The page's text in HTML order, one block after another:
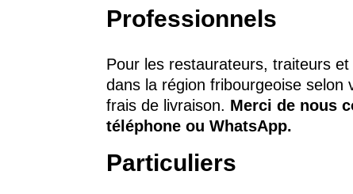
Professionnels
Pour les restaurateurs, traiteurs
dans la région fribourgeoise selon
frais de livraison. Merci de nous
téléphone ou WhatsApp.
Particuliers